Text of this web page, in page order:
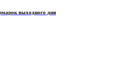
выходного дня